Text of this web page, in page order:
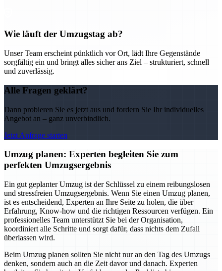
Wie läuft der Umzugstag ab?
Unser Team erscheint pünktlich vor Ort, lädt Ihre Gegenstände
sorgfältig ein und bringt alles sicher ans Ziel – strukturiert, schnell
und zuverlässig.
Alle Fragen geklärt?
Dann probieren Sie es jetzt aus und fordern Sie Ihr individuelles
Angebot an – ganz unverbindlich.
Jetzt Anfrage starten
Umzug planen: Experten begleiten Sie zum
perfekten Umzugsergebnis
Ein gut geplanter Umzug ist der Schlüssel zu einem reibungslosen
und stressfreien Umzugsergebnis. Wenn Sie einen Umzug planen,
ist es entscheidend, Experten an Ihre Seite zu holen, die über
Erfahrung, Know-how und die richtigen Ressourcen verfügen. Ein
professionelles Team unterstützt Sie bei der Organisation,
koordiniert alle Schritte und sorgt dafür, dass nichts dem Zufall
überlassen wird.
Beim Umzug planen sollten Sie nicht nur an den Tag des Umzugs
denken, sondern auch an die Zeit davor und danach. Experten